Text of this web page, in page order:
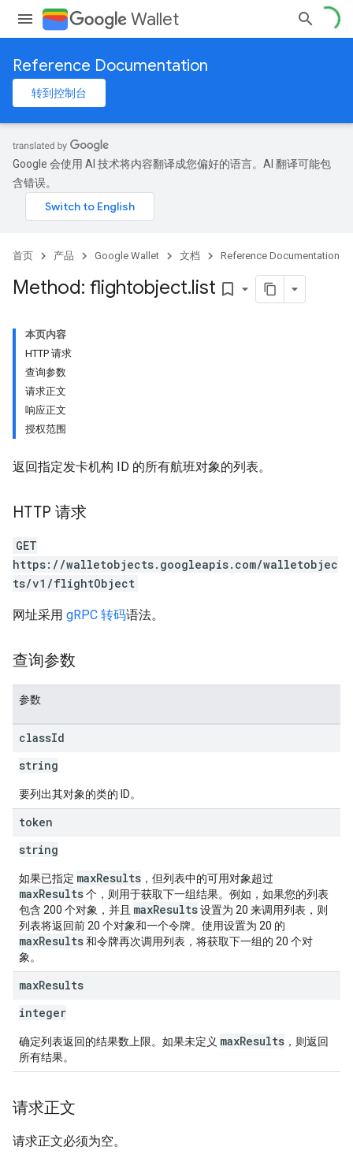
Wallet
Reference Documentation
转到控制台
Google 会使用 AI 技术将内容翻译成您偏好的语言。AI 翻译可能包
含错误。
首页 产品 Google Wallet 文档 Reference Documentation
Method: flightobject.list bookmark_border
本页内容
HTTP 请求
查询参数
请求正文
响应正文
授权范围
返回指定发卡机构 ID 的所有航班对象的列表。
HTTP 请求
GET
https://walletobjects.googleapis.com/walletobjec
ts/v1/flightObject
网址采用 gRPC 转码语法。
查询参数
参数
classId
string
要列出其对象的类的 ID。
token
string
如果已指定 maxResults ，但列表中的可用对象超过
maxResults个，则用于获取下一组结果。例如，如果您的列表
包含 200 个对象，并且 maxResults设置为 20 来调用列表，则
列表将返回前 20 个对象和一个令牌。使用设置为 20 的
maxResults和令牌再次调用列表，将获取下一组的 20 个对
象。
maxResults
integer
确定列表返回的结果数上限。如果未定义 maxResults ，则返回
所有结果。
请求正文
请求正文必须为空。